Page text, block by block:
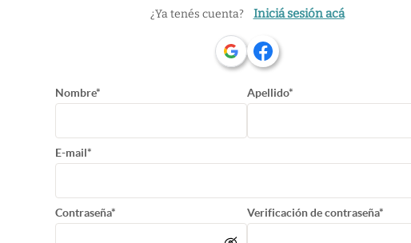
¿Ya tenés cuenta? Iniciá sesión acá
Nombre* Apellido*
E-mail*
Contraseña* Verificación de contraseña*